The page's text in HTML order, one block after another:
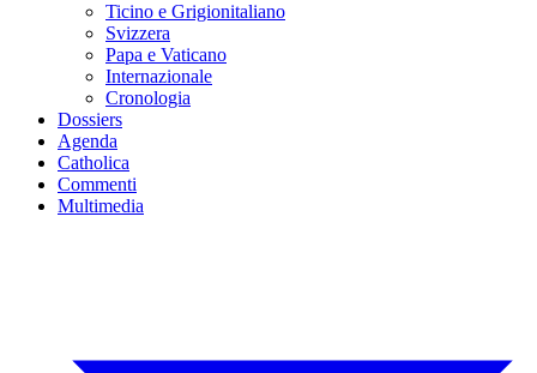
Ticino e Grigionitaliano
Svizzera
Papa e Vaticano
Internazionale
Cronologia
Dossiers
Agenda
Catholica
Commenti
Multimedia